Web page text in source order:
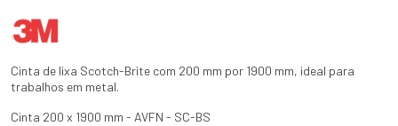
Cinta de lixa Scotch-Brite com 200 mm por 1900 mm, ideal para
trabalhos em metal.
Cinta 200 x 1900 mm - AVFN - SC-BS